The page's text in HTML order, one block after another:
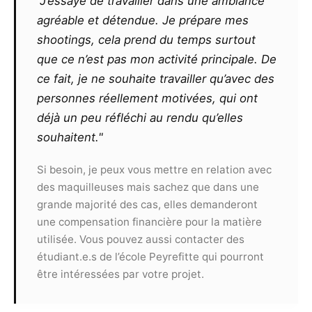
Le photographe ne pourra exiger un
quelconque commissionnement sur un contrat
remporté par le modèle, même s’il l’est grâce
aux seules photos qu’il aura réalisées ou
retouchées. De même, il ne pourra exiger aucun
partage des éventuels gains ou prix remportés
par le modèle suite à la présentation de clichés
Toute utilisation commerciale des
photographies devra faire l’objet d’un nouveau
contrat et ne pourra pas s’effectuer sans
l’accord des deux parties.
Article 9
Le présent contrat est valable, sans limite de
agréable et détendue. Je prépare mes
shootings, cela prend du temps surtout
que ce n’est pas mon activité principale. De
ce fait, je ne souhaite travailler qu’avec des
personnes réellement motivées, qui ont
déjà un peu réfléchi au rendu qu’elles
souhaitent."
Si besoin, je peux vous mettre en relation avec
des maquilleuses mais sachez que dans une
grande majorité des cas, elles demanderont
une compensation financière pour la matière
utilisée. Vous pouvez aussi contacter des
étudiant.e.s de l’école Peyrefitte qui pourront
être intéressées par votre projet.